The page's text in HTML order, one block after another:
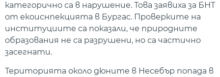
категорично са в нарушение. Това заявиха за БНТ
от екоиснпекцията в Бургас. Проверките на
институциите са показали, че природните
образования не са разрушени, но са частично
засегнати.
Територията около дюните в Несебър попада в